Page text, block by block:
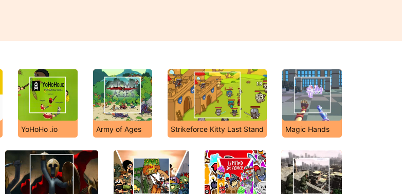
YoHoHo .io Army of Ages Strikeforce Kitty Last Stand Magic Hands